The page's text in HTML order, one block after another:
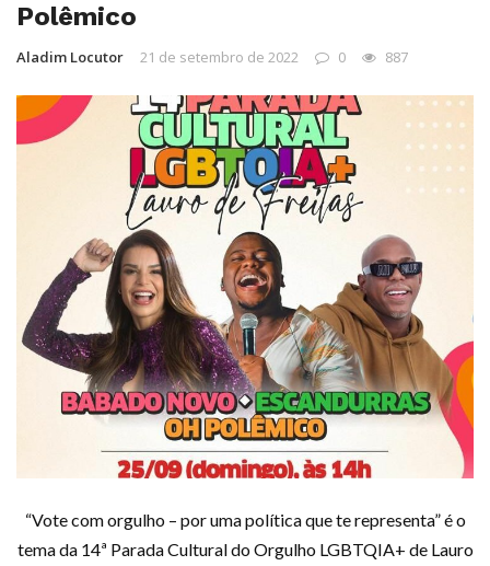
Polêmico
Aladim Locutor 21 de setembro de 2022 0 887
“Vote com orgulho – por uma política que te representa” é o
tema da 14ª Parada Cultural do Orgulho LGBTQIA+ de Lauro